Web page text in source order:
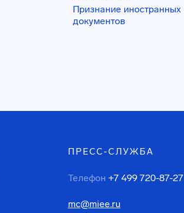
Признание иностранных
документов
ПРЕСС-СЛУЖБА
Телефон +7 499 720-87-27
mc@miee.ru